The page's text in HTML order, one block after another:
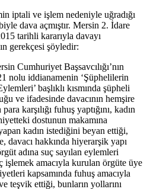
iptali ve işlem nedeniyle uğradığı
dava açmıştır. Mersin 2. İdare
tarihli kararıyla davayı
gerekçesi şöyledir:
Cumhuriyet Başsavcılığı’nın
nolu iddianamenin ‘Şüphelilerin
başlıklı kısmında şüpheli
ve ifadesinde davacının hemşire
karşılığı fuhuş yaptığını, kadın
dostunun makamına
kadın istediğini beyan ettiği,
davacı hakkında hiyerarşik yapı
adına suç sayılan eylemleri
işlemek amacıyla kurulan örgüte üye
kapsamında fuhuş amacıyla
teşvik ettiği, bunların yollarını